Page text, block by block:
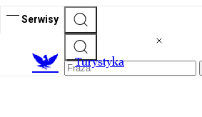
Serwisy
Turystyka